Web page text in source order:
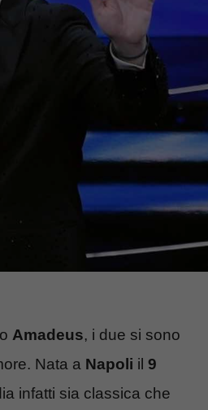
Amadeus, i due si sono
Nata a Napoli il 9
infatti sia classica che